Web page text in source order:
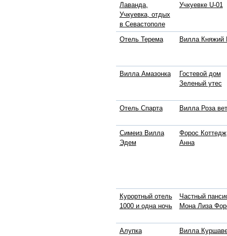
Лаванда,
Учкуевка, отдых
в Севастополе
Учкуевке U-01
Отель Терема Вилла Княжий
Вилла Амазонка
Гостевой дом
Зеленый утес
Отель Спарта Вилла Роза
Симеиз Вилла
Эдем
Форос Коттедж
Анна
Курортный отель
1000 и одна ночь
Частный
Мона Лиза
Алупка
Вилла